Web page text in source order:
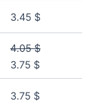
3.45 $
4.05$
3.75 $
3.75 $